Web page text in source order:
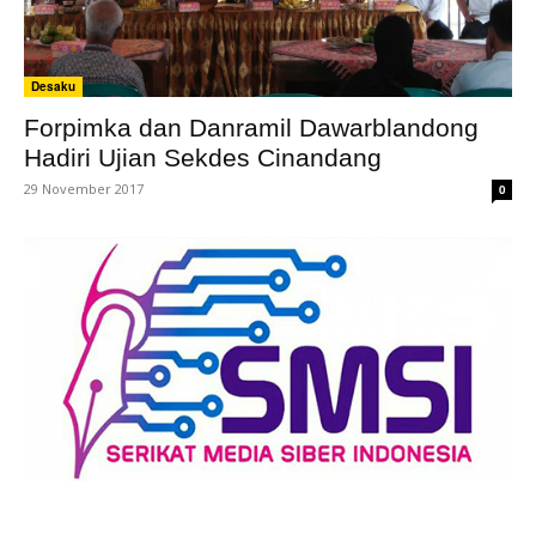
Desaku
Forpimka dan Danramil Dawarblandong
Hadiri Ujian Sekdes Cinandang
29 November 2017 0